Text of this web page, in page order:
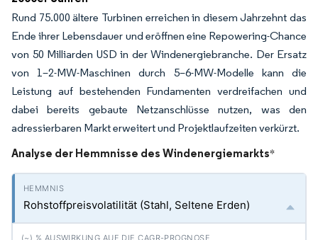
Rund 75.000 ältere Turbinen erreichen in diesem Jahrzehnt das
Ende ihrer Lebensdauer und eröffnen eine Repowering-Chance
von 50 Milliarden USD in der Windenergiebranche. Der Ersatz
von 1–2-MW-Maschinen durch 5–6-MW-Modelle kann die
Leistung auf bestehenden Fundamenten verdreifachen und
dabei bereits gebaute Netzanschlüsse nutzen, was den
adressierbaren Markt erweitert und Projektlaufzeiten verkürzt.
Analyse der Hemmnisse des Windenergiemarkts*
Rohstoffpreisvolatilität (Stahl, Seltene Erden)